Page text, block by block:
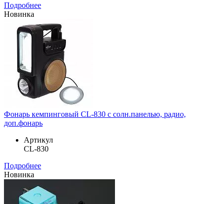
Подробнее
Новинка
Фонарь кемпинговый CL-830 с солн.панелью, радио,
доп.фонарь
Артикул
CL-830
Подробнее
Новинка